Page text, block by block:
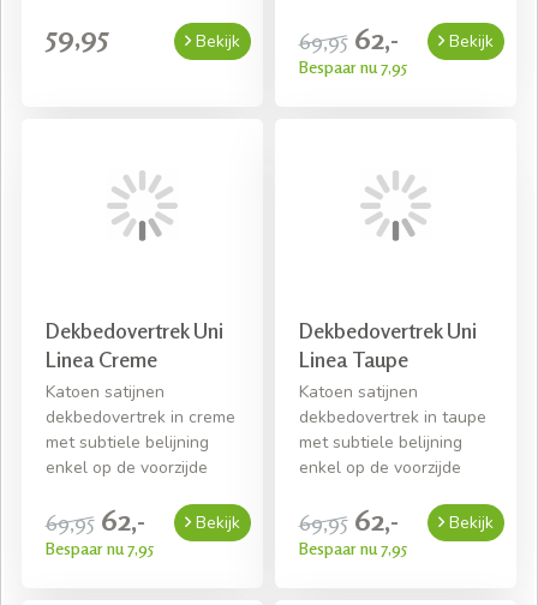
59,95 Bekijk 69,95 62,-
Bespaar nu 7,95
Bekijk
Dekbedovertrek Uni
Linea Creme
Katoen satijnen
dekbedovertrek in creme
met subtiele belijning
enkel op de voorzijde
69,95 62,-
Bespaar nu 7,95
Bekijk
Dekbedovertrek Uni
Linea Taupe
Katoen satijnen
dekbedovertrek in taupe
met subtiele belijning
enkel op de voorzijde
69,95 62,-
Bespaar nu 7,95
Bekijk